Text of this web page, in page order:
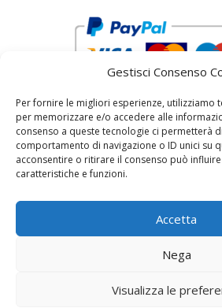
Gestisci Consenso
Per fornire le migliori esperienze, utilizziamo
per memorizzare e/o accedere alle
consenso a queste tecnologie ci permetterà
comportamento di navigazione o ID unici su
acconsentire o ritirare il consenso può
caratteristiche e funzioni.
Accetta
Nega
Visualizza le
reCAPTCHA Google’s Privacy Policy
© 2026 Fratelli Pinci by